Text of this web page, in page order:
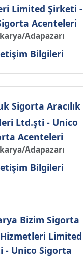
Limited Şirketi -
Acenteleri
Adapazarı
Bilgileri
Sigorta Aracılık
Ltd.şti - Unico
Acenteleri
Adapazarı
Bilgileri
Bizim Sigorta
Hizmetleri Limited
- Unico Sigorta